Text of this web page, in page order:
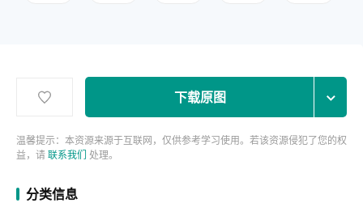
下载原图
温馨提示：本资源来源于互联网，仅供参考学习使用。若该资源侵犯了您的权
益，请 联系我们 处理。
分类信息